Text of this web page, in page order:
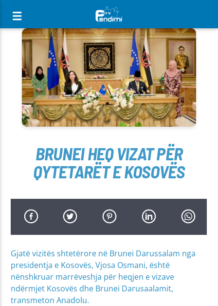
[There are no radio stations in the database]
BRUNEI HEQ VIZAT PËR
QYTETARËT E KOSOVËS
Gjatë vizitës shtetërore në Brunei Darussalam nga
presidentja e Kosovës, Vjosa Osmani, është
nënshkruar marrëveshja për heqjen e vizave
ndërmjet Kosovës dhe Brunei Darusaalamit,
transmeton Anadolu.